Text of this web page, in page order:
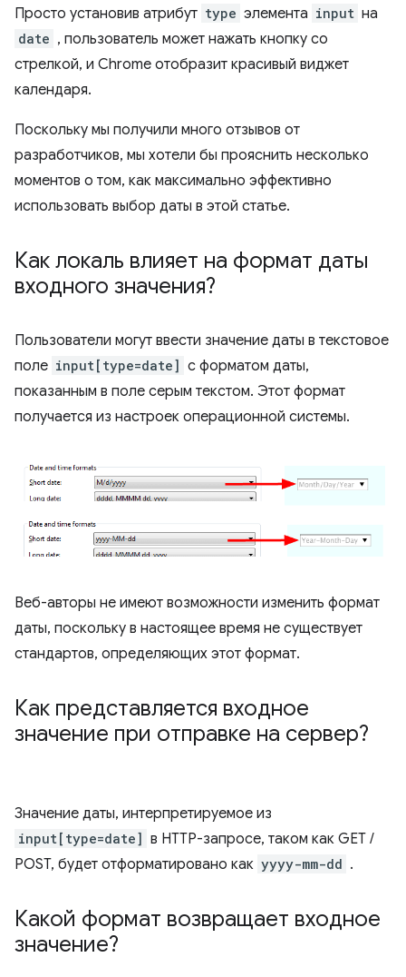
Просто установив атрибут type элемента input на
date , пользователь может нажать кнопку со
стрелкой, и Chrome отобразит красивый виджет
календаря.
Поскольку мы получили много отзывов от
разработчиков, мы хотели бы прояснить несколько
моментов о том, как максимально эффективно
использовать выбор даты в этой статье.
Как локаль влияет на формат даты
входного значения?
Пользователи могут ввести значение даты в текстовое
поле input[type=date] с форматом даты,
показанным в поле серым текстом. Этот формат
получается из настроек операционной системы.
Веб-авторы не имеют возможности изменить формат
даты, поскольку в настоящее время не существует
стандартов, определяющих этот формат.
Как представляется входное
значение при отправке на сервер?
Значение даты, интерпретируемое из
input[type=date] в HTTP-запросе, таком как GET /
POST, будет отформатировано как yyyy-mm-dd .
Какой формат возвращает входное
значение?